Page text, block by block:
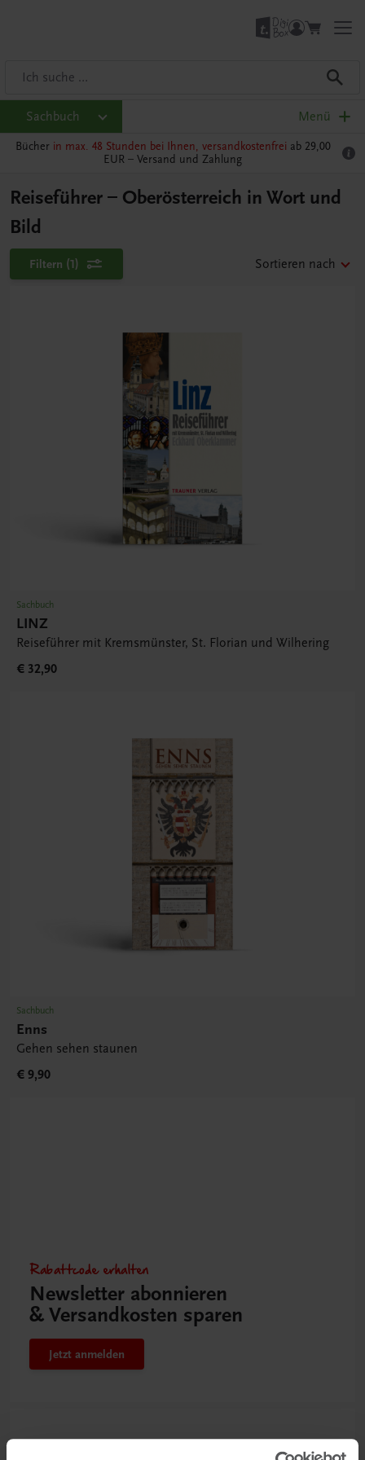
Sachbuch Menü
Bücher in max. 48 Stunden bei Ihnen, versandkostenfrei ab 29,00
EUR – Versand und Zahlung
Reiseführer – Oberösterreich in Wort und
Bild
Filtern (1) Sortieren nach
Sachbuch
LINZ
Reiseführer mit Kremsmünster, St. Florian und Wilhering
€ 32,90
Sachbuch
Enns
Gehen sehen staunen
€ 9,90
Rabattcode erhalten
Newsletter abonnieren
& Versandkosten sparen
Jetzt anmelden